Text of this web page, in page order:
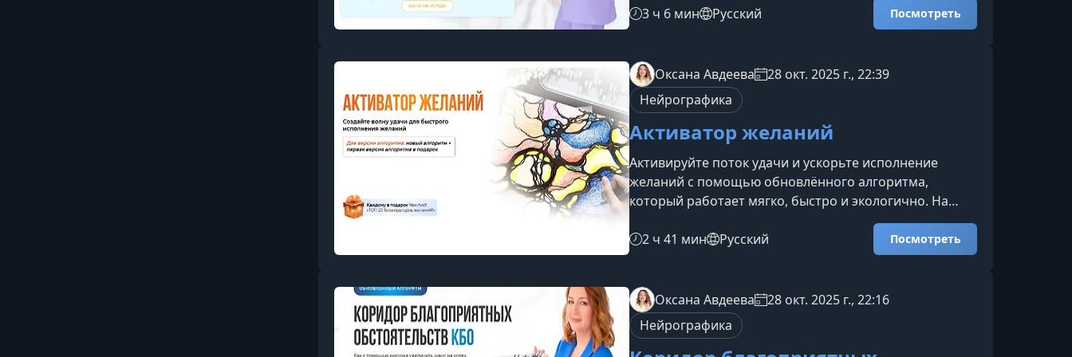
нейрографический подход вы сможете пробудить
внутреннюю опору, вернуть ощущение силы и
ждёт на вебинареЭтот опыт подойдёт всем, кто хочет
избавиться от сомнений, научиться принимать
решения и обрести устойчивое чувство
3 ч 6 мин Русский Посмотреть
Оксана Авдеева
28 окт. 2025 г., 22:39
Нейрографика
Активатор желаний
Активируйте поток удачи и ускорьте исполнение
желаний с помощью обновлённого алгоритма,
который работает мягко, быстро и экологично. На
вебинаре вы получите практику, позволяющую
запускать реализацию целей на ближайшие годы, а
также узнаете, как повысить личную энергетику и
вперёд.Что вас ждёт на вебинареПрограмма
построена так, чтобы помочь вам не просто
сформировать намерения, а запустить их исполне
2 ч 41 мин Русский Посмотреть
Оксана Авдеева
28 окт. 2025 г., 22:16
Нейрографика